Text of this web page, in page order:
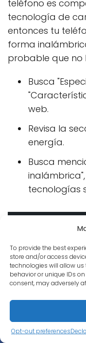
To provide the best
store and/or access
technologies will allow
behavior or unique IDs
consent, may adversely
Opt-out preferences
teléfono es
tecnología de
entonces tu
forma
probable que no
Busca
web.
Revisa la
energía.
Busca
inalámbrica",
tecnologías
Muchos
inalámbrica
impreso en su
cerca de la
dispositivo para
representar el